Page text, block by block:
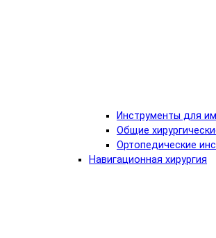
Инструменты для
Общие
Ортопедические
Навигационная хирургия